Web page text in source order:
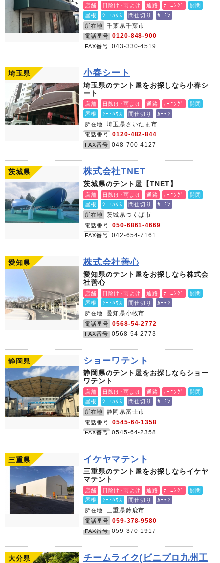
店舗 日除け･雨よけ 通路 ｵｰﾆﾝｸﾞ
開閉
屋根
ｼｰﾄﾊｳｽ 間仕切り
ｶｰﾃﾝ
所在地
千葉県千葉市
電話番号 0120-848-900
FAX番号 043-330-4519
埼玉県 小春シート
埼玉県のテント屋をお探しなら小春シ
ート
店舗 日除け･雨よけ 通路 ｵｰﾆﾝｸﾞ
開閉
屋根
ｼｰﾄﾊｳｽ 間仕切り
ｶｰﾃﾝ
所在地
埼玉県さいたま市
電話番号 0120-482-844
FAX番号 048-700-4127
茨城県 株式会社TNET
茨城県のテント屋【TNET】
店舗 日除け･雨よけ 通路 ｵｰﾆﾝｸﾞ
開閉
屋根
ｼｰﾄﾊｳｽ 間仕切り
ｶｰﾃﾝ
所在地
茨城県つくば市
電話番号 050-6861-4669
FAX番号 042-654-7161
愛知県 株式会社善心
愛知県のテント屋をお探しなら株式会
社善心
店舗 日除け･雨よけ 通路 ｵｰﾆﾝｸﾞ
開閉
屋根
ｼｰﾄﾊｳｽ 間仕切り
ｶｰﾃﾝ
所在地
愛知県小牧市
電話番号 0568-54-2772
FAX番号 0568-54-2773
静岡県 ショーワテント
静岡県のテント屋をお探しならショー
ワテント
店舗 日除け･雨よけ 通路 ｵｰﾆﾝｸﾞ
開閉
屋根
ｼｰﾄﾊｳｽ 間仕切り
ｶｰﾃﾝ
所在地
静岡県富士市
電話番号 0545-64-1358
FAX番号 0545-64-2358
三重県 イケヤマテント
三重県のテント屋をお探しならイケヤ
マテント
店舗 日除け･雨よけ 通路 ｵｰﾆﾝｸﾞ
開閉
屋根
ｼｰﾄﾊｳｽ 間仕切り
ｶｰﾃﾝ
所在地
三重県鈴鹿市
電話番号 059-378-9580
FAX番号 059-370-1917
大分県
チームライク(ビニプロ九州工